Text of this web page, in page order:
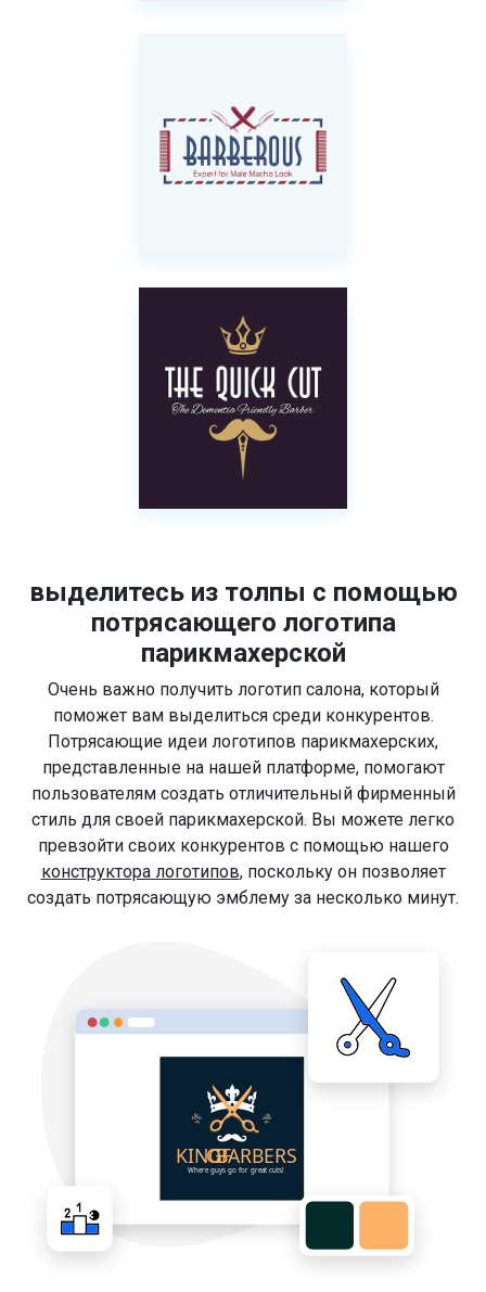
выделитесь из толпы с помощью
потрясающего логотипа
парикмахерской
Очень важно получить логотип салона, который
поможет вам выделиться среди конкурентов.
Потрясающие идеи логотипов парикмахерских,
представленные на нашей платформе, помогают
пользователям создать отличительный фирменный
стиль для своей парикмахерской. Вы можете легко
превзойти своих конкурентов с помощью нашего
конструктора логотипов, поскольку он позволяет
создать потрясающую эмблему за несколько минут.